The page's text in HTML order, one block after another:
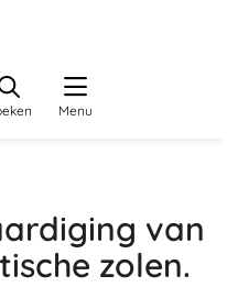
Menu
van
zolen.